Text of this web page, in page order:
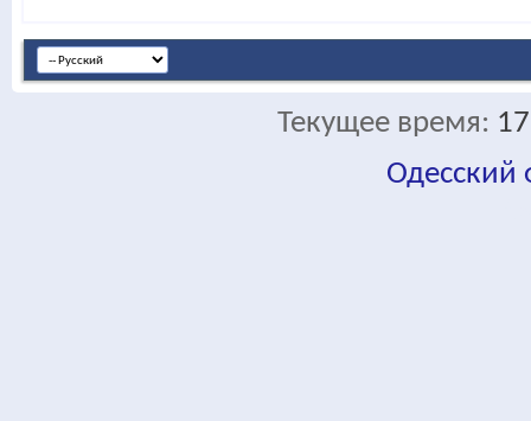
Текущее время:
Одесский